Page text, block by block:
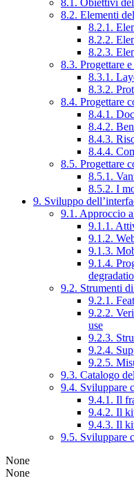
8.1. Obiettivi
8.2. Elementi
8.2.1.
8.2.2.
8.2.3.
8.3. Progettare
8.3.1.
8.3.2.
8.4. Progettare
8.4.1.
8.4.2.
8.4.3.
8.4.4.
8.5. Progettare
8.5.1.
8.5.2. I
9. Sviluppo
9.1. Approccio
9.1.1.
9.1.2.
9.1.3.
9.1.4.
9.2. Strumenti
9.2.1.
9.2.2.
use
9.2.3.
9.2.4.
9.2.5.
9.3. Catalogo
9.4. Sviluppare
9.4.1. Il
9.4.2. Il
9.4.3. Il
9.5. Sviluppare
None
None